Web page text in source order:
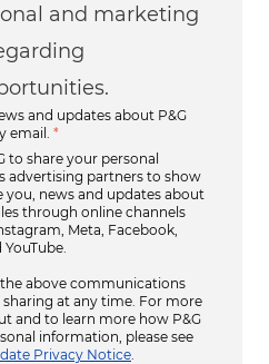
and marketing
and updates about P&G
email.
*
to share your personal
advertising partners to show
you, news and updates about
through online channels
Meta, Facebook,
above communications
at any time. For more
and to learn more how P&G
information, please see
Privacy Notice